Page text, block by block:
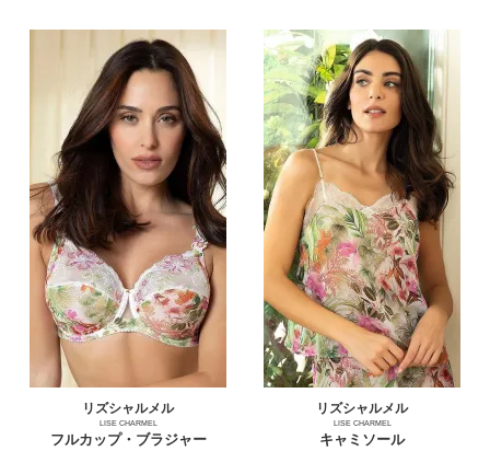
リズシャルメル
LISE CHARMEL
フルカップ・ブラジャー
リズシャルメル
LISE CHARMEL
キャミソール